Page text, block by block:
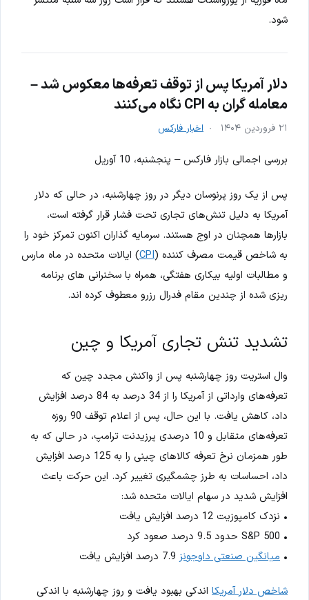
شود.
دلار آمریکا پس از توقف تعرفه‌ها معکوس شد –
معامله گران به CPI نگاه می‌کنند
۲۱ فروردین ۱۴۰۴ اخبار فارکس
بررسی اجمالی بازار فارکس – پنجشنبه، 10 آوریل
پس از یک روز پرنوسان دیگر در روز چهارشنبه، در حالی که دلار
آمریکا به‌ دلیل تنش‌های تجاری تحت فشار قرار گرفته است،
بازارها همچنان در اوج هستند. سرمایه گذاران اکنون تمرکز خود را
به شاخص قیمت مصرف کننده (CPI) ایالات متحده در ماه مارس
و مطالبات اولیه بیکاری هفتگی، همراه با سخنرانی های برنامه
ریزی شده از چندین مقام فدرال رزرو معطوف کرده اند.
تشدید تنش تجاری آمریکا و چین
وال استریت روز چهارشنبه پس از واکنش مجدد چین که
تعرفه‌های وارداتی از آمریکا را از 34 درصد به 84 درصد افزایش
داد، کاهش یافت. با این حال، پس از اعلام توقف 90 روزه
تعرفه‌های متقابل و 10 درصدی پرزیدنت ترامپ، در حالی که به
طور همزمان نرخ تعرفه کالاهای چینی را به 125 درصد افزایش
داد، احساسات به طرز چشمگیری تغییر کرد. این حرکت باعث
افزایش شدید در سهام ایالات متحده شد:
• نزدک کامپوزیت 12 درصد افزایش یافت
• S&P 500 حدود 9.5 درصد صعود کرد
• میانگین صنعتی داوجونز
شاخص دلار آمریکا اندکی بهبود یافت و روز چهارشنبه با اندکی